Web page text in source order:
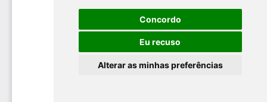
Concordo
Eu recuso
Alterar as minhas preferências